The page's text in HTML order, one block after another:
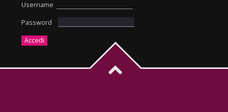
Username
Password